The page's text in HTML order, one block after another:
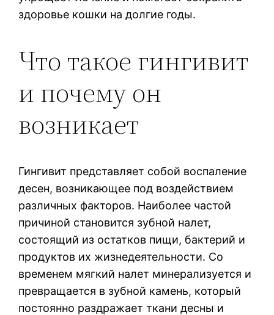
здоровье кошки на долгие годы.
Что такое гингивит
и почему он
возникает
Гингивит представляет собой воспаление
десен, возникающее под воздействием
различных факторов. Наиболее частой
причиной становится зубной налет,
состоящий из остатков пищи, бактерий и
продуктов их жизнедеятельности. Со
временем мягкий налет минерализуется и
превращается в зубной камень, который
постоянно раздражает ткани десны и